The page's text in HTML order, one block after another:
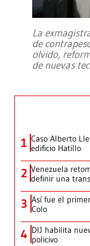
La
de
olvido,
de nuevas
1 Caso Alberto
edificio Hatillo
2 Venezuela
definir una
3 Así fue el
Colo
4 DIJ habilita
policivo